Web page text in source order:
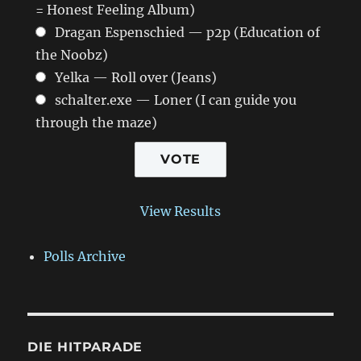
= Honest Feeling Album)
Dragan Espenschied — p2p (Education of
the Noobz)
Yelka — Roll over (Jeans)
schalter.exe — Loner (I can guide you
through the maze)
View Results
Polls Archive
DIE HITPARADE